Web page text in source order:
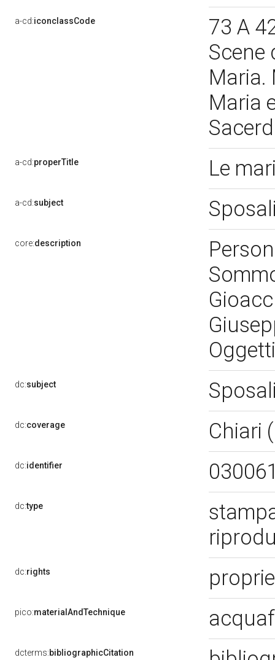
a-cd:iconclassCode
73 A
Scene
Maria.
Maria
a-cd:properTitle Le
a-cd:subject
core:description
dc:subject
dc:coverage Chiari
dc:identifier
dc:type
dc:rights
pico:materialAndTechnique
dcterms:bibliographicCitation